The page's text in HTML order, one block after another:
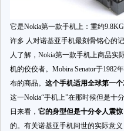
它是Nokia第一款手机上：重约9.8KG
许多 人对诺基亚手机最刻骨铭心的
人了解，Nokia第一款手机上商品实
机的佼佼者。Mobira Senator于1982
布的商品。 这个手机适用全球第一个
这一Nokia“手机上”在那时候但是十
日来看， 它的身型但是十分令人震
的。有关诺基亚手机问世的实际意